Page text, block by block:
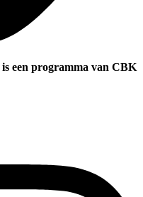
een programma van CBK